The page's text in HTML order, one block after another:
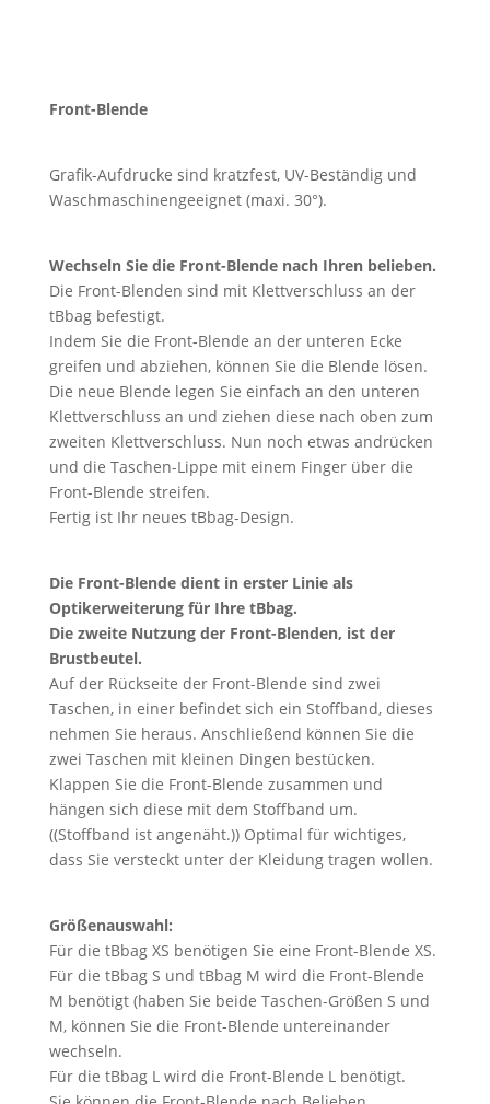
Front-Blende
Grafik-Aufdrucke sind kratzfest, UV-Beständig und
Waschmaschinengeeignet (maxi. 30°).
Wechseln Sie die Front-Blende nach Ihren belieben.
Die Front-Blenden sind mit Klettverschluss an der
tBbag befestigt.
Indem Sie die Front-Blende an der unteren Ecke
greifen und abziehen, können Sie die Blende lösen.
Die neue Blende legen Sie einfach an den unteren
Klettverschluss an und ziehen diese nach oben zum
zweiten Klettverschluss. Nun noch etwas andrücken
und die Taschen-Lippe mit einem Finger über die
Front-Blende streifen.
Fertig ist Ihr neues tBbag-Design.
Die Front-Blende dient in erster Linie als
Optikerweiterung für Ihre tBbag.
Die zweite Nutzung der Front-Blenden, ist der
Brustbeutel.
Auf der Rückseite der Front-Blende sind zwei
Taschen, in einer befindet sich ein Stoffband, dieses
nehmen Sie heraus. Anschließend können Sie die
zwei Taschen mit kleinen Dingen bestücken.
Klappen Sie die Front-Blende zusammen und
hängen sich diese mit dem Stoffband um.
((Stoffband ist angenäht.)) Optimal für wichtiges,
dass Sie versteckt unter der Kleidung tragen wollen.
Größenauswahl:
Für die tBbag XS benötigen Sie eine Front-Blende XS.
Für die tBbag S und tBbag M wird die Front-Blende
M benötigt (haben Sie beide Taschen-Größen S und
M, können Sie die Front-Blende untereinander
wechseln.
Für die tBbag L wird die Front-Blende L benötigt.